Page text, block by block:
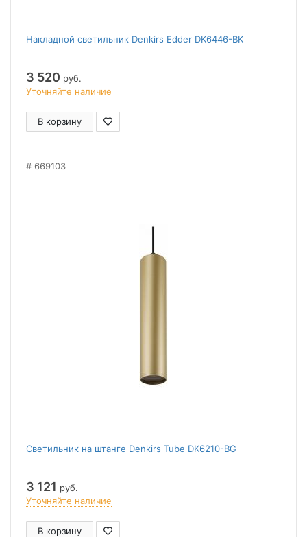
Накладной светильник Denkirs Edder DK6446-BK
3 520 руб.
Уточняйте наличие
В корзину
669103
Светильник на штанге Denkirs Tube DK6210-BG
3 121 руб.
Уточняйте наличие
В корзину